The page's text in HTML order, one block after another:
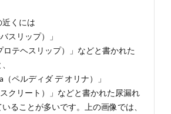
くには
スリップ）」
ロテヘスリップ）」などと書かれた
（ペルディダ デ オリナ）」
クリート）」などと書かれた尿漏れ
ることが多いです。上の画像では、